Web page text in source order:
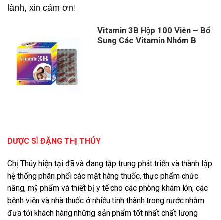
lành, xin cảm ơn!
Vitamin 3B Hộp 100 Viên – Bổ
Sung Các Vitamin Nhóm B
DƯỢC SĨ ĐẶNG THỊ THÚY
Chị Thúy hiện tại đã và đang tập trung phát triển và thành lập
hệ thống phân phối các mặt hàng thuốc, thực phẩm chức
năng, mỹ phẩm và thiết bị y tế cho các phòng khám lớn, các
bệnh viện và nhà thuốc ở nhiều tỉnh thành trong nước nhằm
đưa tới khách hàng những sản phẩm tốt nhất chất lượng